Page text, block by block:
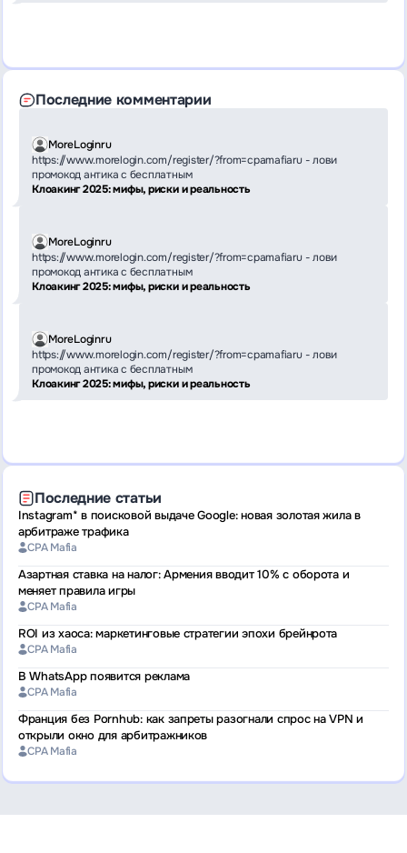
Последние комментарии
Клоакинг 2025: мифы, риски и реальность
https://www.morelogin.com/register/?from=cpamafiaru - лови
промокод антика с бесплатным
MoreLoginru
Клоакинг 2025: мифы, риски и реальность
https://www.morelogin.com/register/?from=cpamafiaru - лови
промокод антика с бесплатным
MoreLoginru
Клоакинг 2025: мифы, риски и реальность
https://www.morelogin.com/register/?from=cpamafiaru - лови
промокод антика с бесплатным
MoreLoginru
Последние статьи
Instagram* в поисковой выдаче Google: новая золотая жила в
арбитраже трафика
CPA Mafia
Азартная ставка на налог: Армения вводит 10% с оборота и
меняет правила игры
CPA Mafia
ROI из хаоса: маркетинговые стратегии эпохи брейнрота
CPA Mafia
В WhatsApp появится реклама
CPA Mafia
Франция без Pornhub: как запреты разогнали спрос на VPN и
открыли окно для арбитражников
CPA Mafia